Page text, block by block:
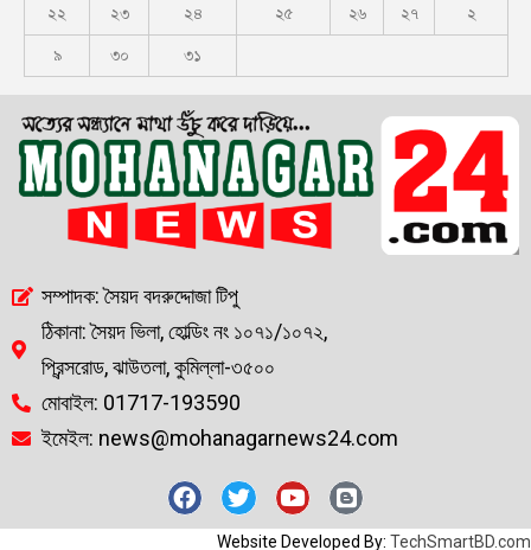
২২ ২৩ ২৪ ২৫ ২৬ ২৭ ২
৯ ৩০ ৩১
সম্পাদক: সৈয়দ বদরুদ্দোজা টিপু
ঠিকানা: সৈয়দ ভিলা, হোল্ডিং নং ১০৭১/১০৭২,
প্রিন্সরোড, ঝাউতলা, কুমিল্লা-৩৫০০
মোবাইল: 01717-193590
ইমেইল: news@mohanagarnews24.com
Website Developed By: TechSmartBD.com